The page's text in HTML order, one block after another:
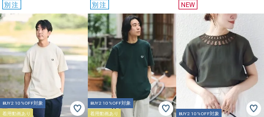
別注
BUY2 10%OFF対象
着用動画あり
別注
BUY2 10%OFF対象
着用動画あり
NEW
BUY2 10%OFF対象